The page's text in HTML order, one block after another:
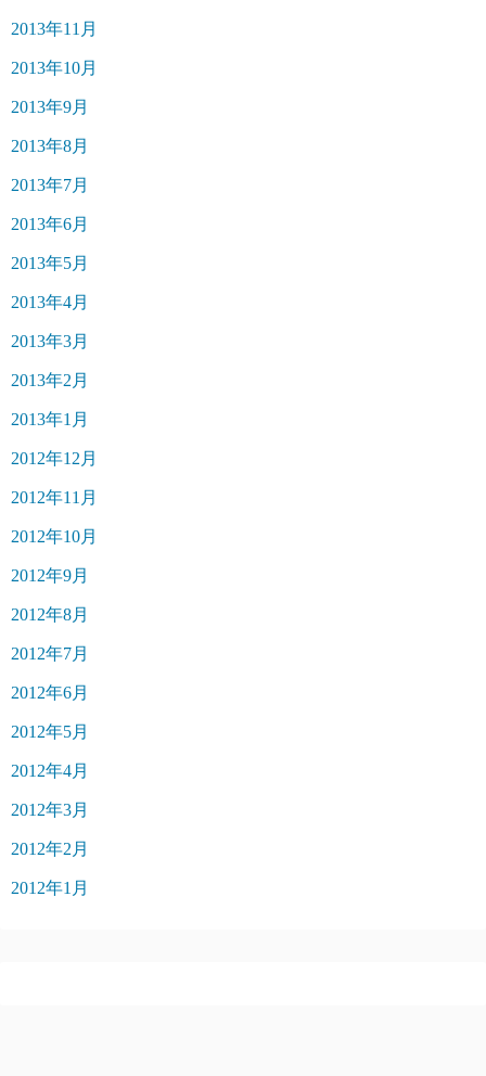
2013年11月
2013年10月
2013年9月
2013年8月
2013年7月
2013年6月
2013年5月
2013年4月
2013年3月
2013年2月
2013年1月
2012年12月
2012年11月
2012年10月
2012年9月
2012年8月
2012年7月
2012年6月
2012年5月
2012年4月
2012年3月
2012年2月
2012年1月